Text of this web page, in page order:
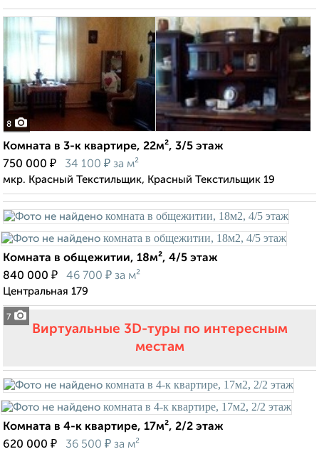
8
Комната в 3-к квартире, 22м², 3/5 этаж
750 000 ₽ 34 100 ₽ за м²
мкр. Красный Текстильщик, Красный Текстильщик 19
7
Комната в общежитии, 18м², 4/5 этаж
840 000 ₽ 46 700 ₽ за м²
Центральная 179
Виртуальные 3D-туры по интересным
местам
Комната в 4-к квартире, 17м², 2/2 этаж
620 000 ₽ 36 500 ₽ за м²